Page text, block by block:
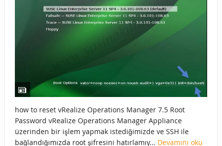
how to reset vRealize Operations Manager 7.5 Root
Password vRealize Operations Manager Appliance
üzerinden bir işlem yapmak istediğimizde ve SSH ile
bağlandığımızda root şifresini hatırlamıy... Devamını oku